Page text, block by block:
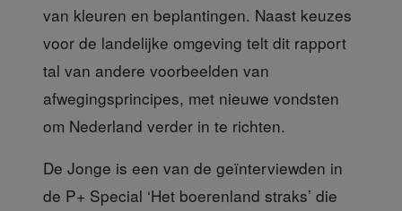
van kleuren en beplantingen. Naast keuzes
voor de landelijke omgeving telt dit rapport
tal van andere voorbeelden van
afwegingsprincipes, met nieuwe vondsten
om Nederland verder in te richten.
De Jonge is een van de geïnterviewden in
de P+ Special ‘Het boerenland straks’ die